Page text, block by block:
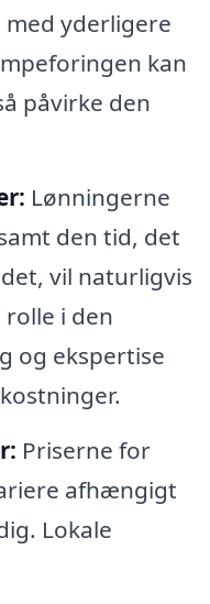
yderligere
kan
påvirke den
Lønningerne
den tid, det
vil naturligvis
rolle i den
og ekspertise
Priserne for
afhængigt
Lokale